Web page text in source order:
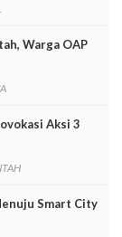
Warga OAP
Aksi 3
Smart City